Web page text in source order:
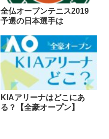
全仏オープンテニス2019
予選の日本選手は
KIAアリーナはどこにあ
る？【全豪オープン】